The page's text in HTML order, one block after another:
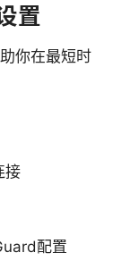
置
你在最短时
接
配置